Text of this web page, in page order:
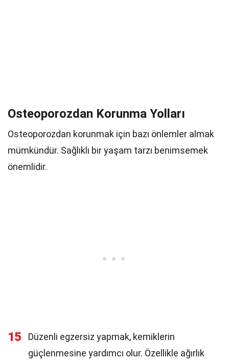
Osteoporozdan Korunma Yolları
Osteoporozdan korunmak için bazı önlemler almak
mümkündür. Sağlıklı bir yaşam tarzı benimsemek
önemlidir.
15
Düzenli egzersiz yapmak, kemiklerin
güçlenmesine yardımcı olur. Özellikle ağırlık